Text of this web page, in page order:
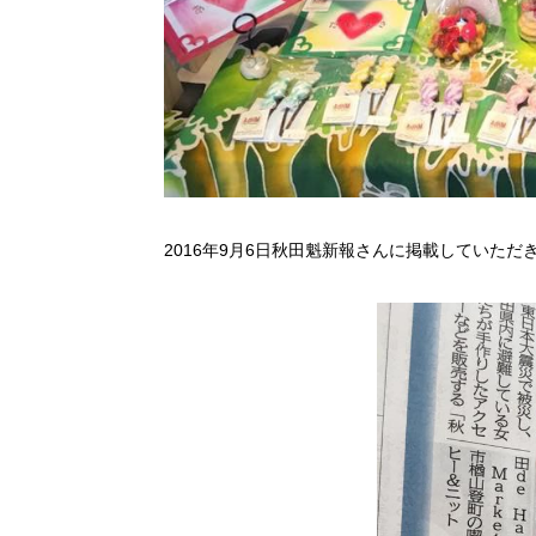
2016年9月6日秋田魁新報さんに掲載していただ